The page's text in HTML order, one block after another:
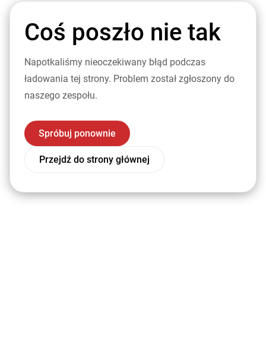
Coś poszło nie tak
Napotkaliśmy nieoczekiwany błąd podczas
ładowania tej strony. Problem został zgłoszony do
naszego zespołu.
Spróbuj ponownie
Przejdź do strony głównej